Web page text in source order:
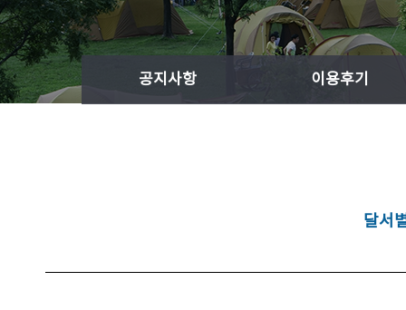
공지사항 이용후기
달서